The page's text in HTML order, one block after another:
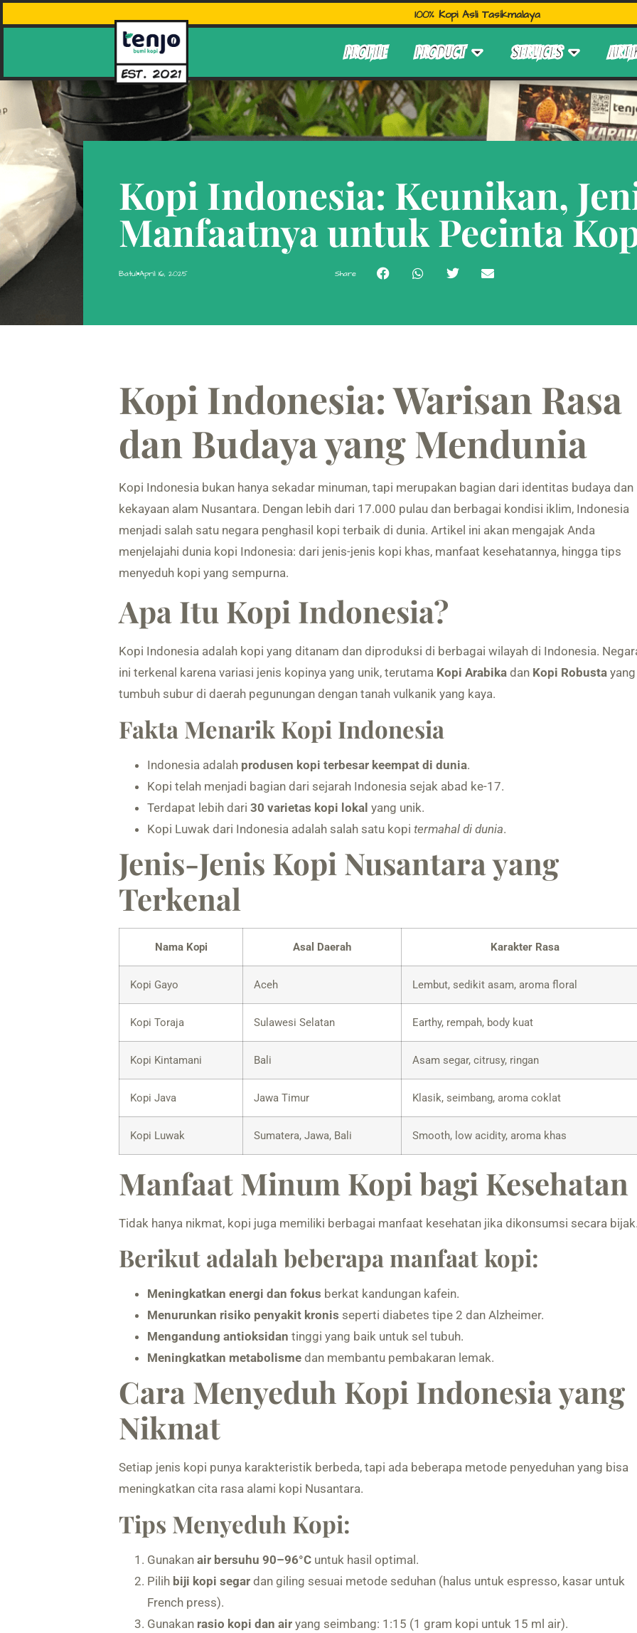
100% Kopi Asli Tasikmalaya
PROFILE PRODUCT SERVICES
Kopi Indonesia: Keunikan,
Manfaatnya untuk Pecinta
Batul April 16, 2025 Share
Kopi Indonesia: Warisan Rasa
dan Budaya yang Mendunia
Kopi Indonesia bukan hanya sekadar minuman, tapi merupakan bagian dari identitas budaya dan
kekayaan alam Nusantara. Dengan lebih dari 17.000 pulau dan berbagai kondisi iklim, Indonesia
menjadi salah satu negara penghasil kopi terbaik di dunia. Artikel ini akan mengajak Anda
menjelajahi dunia kopi Indonesia: dari jenis-jenis kopi khas, manfaat kesehatannya, hingga tips
menyeduh kopi yang sempurna.
Apa Itu Kopi Indonesia?
Kopi Indonesia adalah kopi yang ditanam dan diproduksi di berbagai wilayah di Indonesia.
ini terkenal karena variasi jenis kopinya yang unik, terutama Kopi Arabika dan Kopi Robusta yang
tumbuh subur di daerah pegunungan dengan tanah vulkanik yang kaya.
Fakta Menarik Kopi Indonesia
Indonesia adalah produsen kopi terbesar keempat di dunia.
Kopi telah menjadi bagian dari sejarah Indonesia sejak abad ke-17.
Terdapat lebih dari 30 varietas kopi lokal yang unik.
Kopi Luwak dari Indonesia adalah salah satu kopi termahal di dunia.
Jenis-Jenis Kopi Nusantara yang
Terkenal
Nama Kopi Asal Daerah Karakter Rasa
Kopi Gayo Aceh Lembut, sedikit asam, aroma floral
Kopi Toraja Sulawesi Selatan Earthy, rempah, body kuat
Kopi Kintamani Bali Asam segar, citrusy, ringan
Kopi Java Jawa Timur Klasik, seimbang, aroma coklat
Kopi Luwak Sumatera, Jawa, Bali Smooth, low acidity, aroma khas
Manfaat Minum Kopi bagi Kesehatan
Tidak hanya nikmat, kopi juga memiliki berbagai manfaat kesehatan jika dikonsumsi secara
Berikut adalah beberapa manfaat kopi:
Meningkatkan energi dan fokus berkat kandungan kafein.
Menurunkan risiko penyakit kronis seperti diabetes tipe 2 dan Alzheimer.
Mengandung antioksidan tinggi yang baik untuk sel tubuh.
Meningkatkan metabolisme dan membantu pembakaran lemak.
Cara Menyeduh Kopi Indonesia yang
Nikmat
Setiap jenis kopi punya karakteristik berbeda, tapi ada beberapa metode penyeduhan yang bisa
meningkatkan cita rasa alami kopi Nusantara.
Tips Menyeduh Kopi:
Gunakan air bersuhu 90–96°C untuk hasil optimal.
Pilih biji kopi segar dan giling sesuai metode seduhan (halus untuk espresso, kasar untuk
French press).
Gunakan rasio kopi dan air yang seimbang: 1:15 (1 gram kopi untuk 15 ml air).